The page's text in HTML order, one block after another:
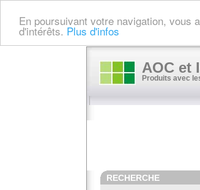
En poursuivant votre navigation, vous
d'intérêts. Plus d'infos
AOC et
Produits avec
RECHERCHE